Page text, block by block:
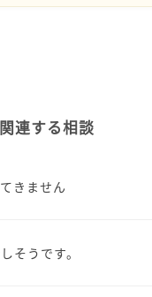
と思います。
と一万円生活費が足
貰うそうです。ご参
年が無いとも言えます
連する相談
きません
そうです。